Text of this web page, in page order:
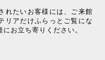
れたいお客様には、ご来館
リアだけふらっとご覧にな
お立ち寄りください。